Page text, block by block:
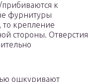
к
фурнитуры
крепление
стороны. Отверстия
ошкуривают